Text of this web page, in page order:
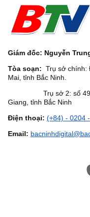
Giám đốc: Nguyễn
Tòa soạn: Trụ sở chính:
Mai, tỉnh Bắc Ninh.
Trụ sở 2: số 49
Giang, tỉnh Bắc Ninh
Điện thoại: (+84) - 0204
Email: